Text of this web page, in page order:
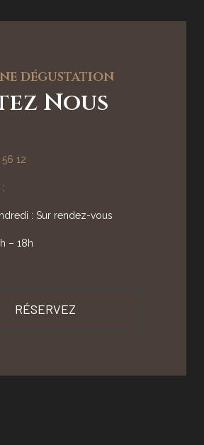
dégustation
Nous
12
: Sur rendez-vous
– 18h
RÉSERVEZ